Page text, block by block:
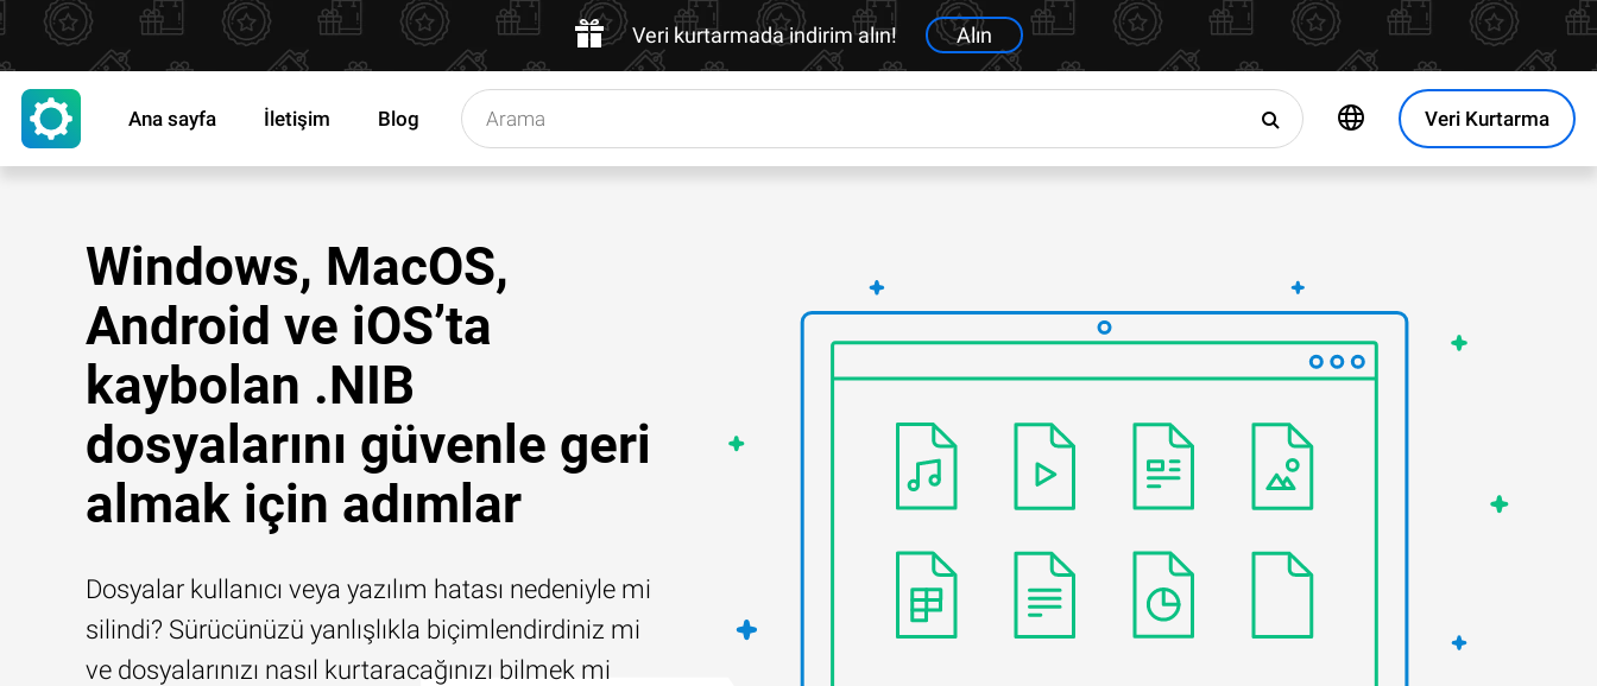
Veri kurtarmada indirim alın! Alın
Veri Kurtarma
Ana sayfa İletişim Blog
Windows, MacOS,
Android ve iOS’ta
kaybolan .NIB
dosyalarını güvenle geri
almak için adımlar
Dosyalar kullanıcı veya yazılım hatası nedeniyle mi
silindi? Sürücünüzü yanlışlıkla biçimlendirdiniz mi
ve dosyalarınızı nasıl kurtaracağınızı bilmek mi